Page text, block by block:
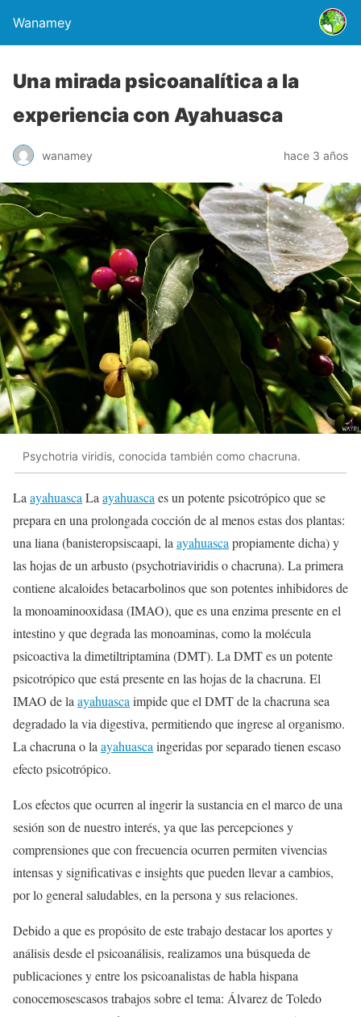
Wanamey
Una mirada psicoanalítica a la
experiencia con Ayahuasca
wanamey hace 3 años
Psychotria viridis, conocida también como chacruna.
LaayahuascaLaayahuascaes un potente psicotrópico que se
prepara en una prolongada cocción de al menos estas dos plantas:
una liana (banisteropsiscaapi, laayahuascapropiamente dicha) y
las hojas de un arbusto (psychotriaviridis o chacruna). La primera
contiene alcaloides betacarbolinos que son potentes inhibidores de
la monoaminooxidasa (IMAO), que es una enzima presente en el
intestino y que degrada las monoaminas, como la molécula
psicoactiva la dimetiltriptamina (DMT). La DMT es un potente
psicotrópico que está presente en las hojas de la chacruna. El
IMAO de laayahuascaimpide que el DMT de la chacruna sea
degradado la via digestiva, permitiendo que ingrese al organismo.
La chacruna o laayahuascaingeridas por separado tienen escaso
efecto psicotrópico.
Los efectos que ocurren al ingerir la sustancia en el marco de una
sesión son de nuestro interés, ya que las percepciones y
comprensiones que con frecuencia ocurren permiten vivencias
intensas y significativas e insights que pueden llevar a cambios,
por lo general saludables, en la persona y sus relaciones.
Debido a que es propósito de este trabajo destacar los aportes y
análisis desde el psicoanálisis, realizamos una búsqueda de
publicaciones y entre los psicoanalistas de habla hispana
conocemosescasos trabajos sobre el tema: Álvarez de Toledo